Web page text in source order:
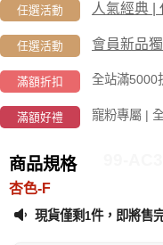
任選活動 人氣經典 |
任選活動 會員新品
滿額折扣 全站滿5000
滿額好禮 寵粉專屬 |
商品規格
杏色-F
現貨僅剩1件，即將售